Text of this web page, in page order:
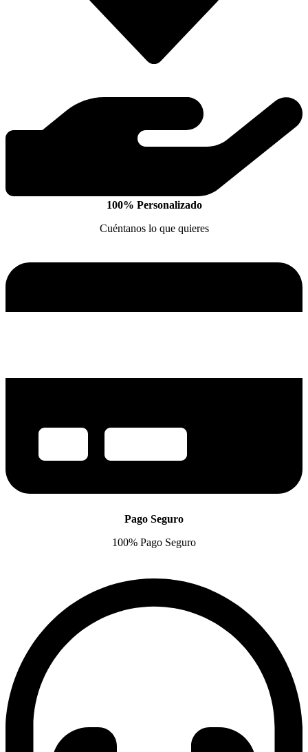
100% Personalizado
Cuéntanos lo que quieres
Pago Seguro
100% Pago Seguro